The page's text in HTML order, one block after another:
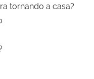
tornando a casa?